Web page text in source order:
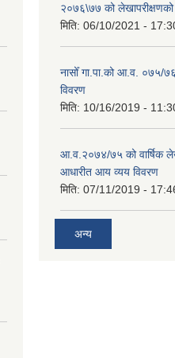
२०७६\७७ को लेखापरीक्षणको
मिति: 06/10/2021 -
नासोँ गा.पा.को आ.व. ०७५/
विवरण
मिति: 10/16/2019 -
आ.व.२०७४/७५ को वार्षिक
आधारीत आय व्यय विवरण
मिति: 07/11/2019 -
अन्य